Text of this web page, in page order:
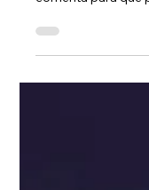
a cumplir con
comenta para que